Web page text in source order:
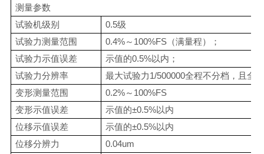
测量参数
试验机级别
0.5级
试验力测量范围
0.4%～100%FS（满量程）；
试验力示值误差
示值的0.5%以内；
试验力分辨率
最大试验力1/500000全程不分档，且全
变形测量范围
0.2%～100%FS
变形示值误差
示值的±0.5%以内
位移示值误差
示值的±0.5%以内
位移分辨力
0.04um